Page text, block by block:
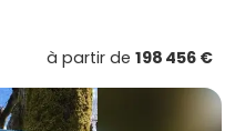
à partir de 198 456 €